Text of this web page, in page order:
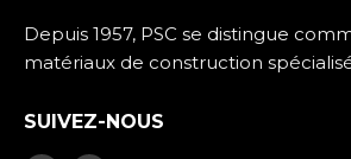
Depuis 1957, PSC se distingue
matériaux de construction
SUIVEZ-NOUS